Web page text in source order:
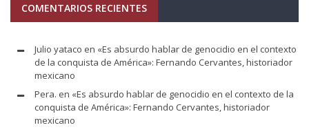
COMENTARIOS RECIENTES
Julio yataco en «Es absurdo hablar de genocidio en el contexto
de la conquista de América»: Fernando Cervantes, historiador
mexicano
Pera. en «Es absurdo hablar de genocidio en el contexto de la
conquista de América»: Fernando Cervantes, historiador
mexicano